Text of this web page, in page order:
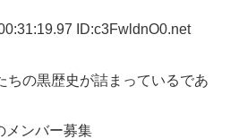
ID:c3FwldnO0.net
ちの黒歴史が詰まっているであ
メンバー募集